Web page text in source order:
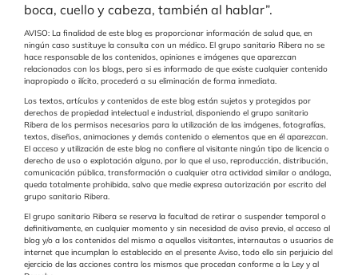
boca, cuello y cabeza, también al hablar”.
AVISO: La finalidad de este blog es proporcionar información de salud que, en
ningún caso sustituye la consulta con un médico. El grupo sanitario Ribera no se
hace responsable de los contenidos, opiniones e imágenes que aparezcan
relacionados con los blogs, pero si es informado de que existe cualquier contenido
inapropiado o ilícito, procederá a su eliminación de forma inmediata.
Los textos, artículos y contenidos de este blog están sujetos y protegidos por
derechos de propiedad intelectual e industrial, disponiendo el grupo sanitario
Ribera de los permisos necesarios para la utilización de las imágenes, fotografías,
textos, diseños, animaciones y demás contenido o elementos que en él aparezcan.
El acceso y utilización de este blog no confiere al visitante ningún tipo de licencia o
derecho de uso o explotación alguno, por lo que el uso, reproducción, distribución,
comunicación pública, transformación o cualquier otra actividad similar o análoga,
queda totalmente prohibida, salvo que medie expresa autorización por escrito del
grupo sanitario Ribera.
El grupo sanitario Ribera se reserva la facultad de retirar o suspender temporal o
definitivamente, en cualquier momento y sin necesidad de aviso previo, el acceso al
blog y/o a los contenidos del mismo a aquellos visitantes, internautas o usuarios de
internet que incumplan lo establecido en el presente Aviso, todo ello sin perjuicio del
ejercicio de las acciones contra los mismos que procedan conforme a la Ley y al